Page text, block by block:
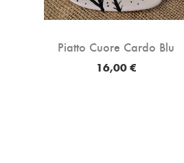
Piatto Cuore Cardo Blu
16,00 €